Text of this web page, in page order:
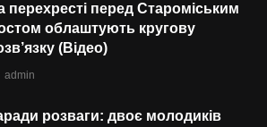
перехресті перед Староміським
облаштують кругову
(Відео)
admin
розваги: двоє молодиків